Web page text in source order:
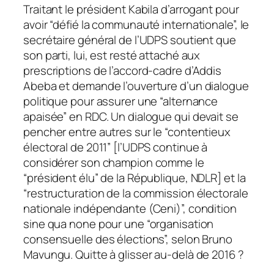
Traitant le président Kabila d’arrogant pour
avoir “défié la communauté internationale”, le
secrétaire général de l’UDPS soutient que
son parti, lui, est resté attaché aux
prescriptions de l’accord-cadre d’Addis
Abeba et demande l’ouverture d’un dialogue
politique pour assurer une “alternance
apaisée” en RDC. Un dialogue qui devait se
pencher entre autres sur le “contentieux
électoral de 2011” [l’UDPS continue à
considérer son champion comme le
“président élu” de la République, NDLR] et la
“restructuration de la commission électorale
nationale indépendante (Ceni)”, condition
sine qua none pour une “organisation
consensuelle des élections”, selon Bruno
Mavungu. Quitte à glisser au-delà de 2016 ?